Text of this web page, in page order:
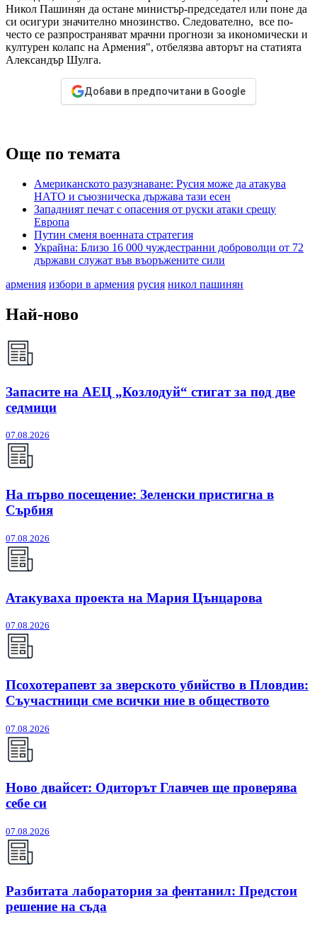
Никол Пашинян да остане министър-председател или поне да
си осигури значително мнозинство. Следователно, все по-
често се разпространяват мрачни прогнози за икономически и
културен колапс на Армения", отбелязва авторът на статията
Александър Шулга.
Добави в предпочитани в Google
Още по темата
Американското разузнаване: Русия може да атакува
НАТО и съюзническа държава тази есен
Западният печат с опасения от руски атаки срещу
Европа
Путин сменя военната стратегия
Украйна: Близо 16 000 чуждестранни доброволци от 72
държави служат във въоръжените сили
армения избори в армения русия никол пашинян
Най-ново
Запасите на АЕЦ „Козлодуй“ стигат за под две
седмици
07.08.2026
На първо посещение: Зеленски пристигна в
Сърбия
07.08.2026
Атакуваха проекта на Мария Цънцарова
07.08.2026
Псохотерапевт за зверското убийство в Пловдив:
Съучастници сме всички ние в обществото
07.08.2026
Ново двайсет: Одиторът Главчев ще проверява
себе си
07.08.2026
Разбитата лаборатория за фентанил: Предстои
решение на съда